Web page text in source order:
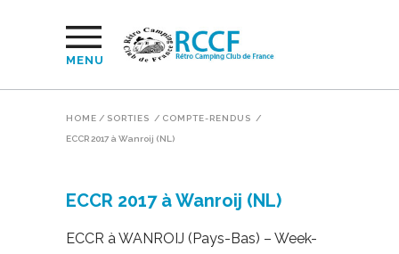
MENU
HOME / SORTIES / COMPTE-RENDUS /
ECCR 2017 à Wanroij (NL)
ECCR 2017 à Wanroij (NL)
ECCR à WANROIJ (Pays-Bas) – Week-